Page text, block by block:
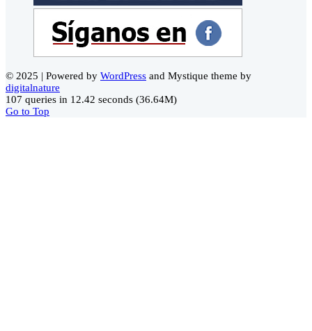
© 2025 | Powered by WordPress and Mystique theme by
digitalnature
107 queries in 12.42 seconds (36.64M)
Go to Top